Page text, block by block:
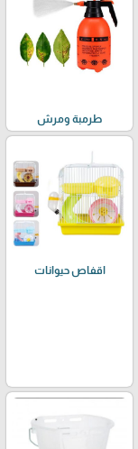
طرمبة ومرش
اقفاص حيوانات